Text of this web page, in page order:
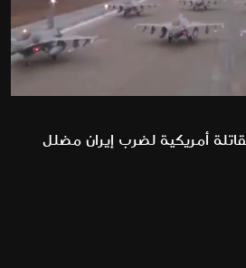
أمريكية لضرب إيران مضلل